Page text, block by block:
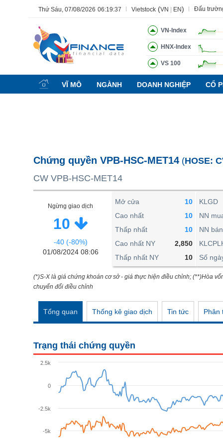
Thứ Sáu, 07/08/2026 06:19:38 Vietstock (VN EN) Đấu
VN-Index
HNX-Index
VS 100
VĨ MÔ NGÀNH DOANH NGHIỆP CỔ
Chứng quyền VPB-HSC-MET14 (HOSE:
CW VPB-HSC-MET14
Ngừng giao dịch
10
-40 (-80%)
01/08/2024 08:06
Mở cửa
10
Cao nhất
10
Thấp nhất
10
Cao nhất NY
2,850
Thấp nhất NY
10
KLGD
NN
NN bán
Số
(*)S-X là giá chứng khoán cơ sở - giá thực hiện điều chỉnh; (**)Hòa
chuyển đổi điều chỉnh
Tổng quan Thống kê giao dịch Tin tức Phân
Trạng thái chứng quyền
-5k
-2.5k
0
2.5k
Tính năng Ngành Mã chứng khoán Lãnh
BẤT ĐỘNG SẢN
TÀI CHÍNH
KINH TẾ
THẾ GIỚI
ĐÔNG DƯƠNG
PHÂN TÍCH
VS-SECTOR
NGUYÊN VẬT LIỆU
CÔNG NGHIỆP
TIÊU DÙNG KHÔNG THIẾT YẾU
TIÊU DÙNG THIẾT YẾU
CHĂM SÓC SỨC KHỎE